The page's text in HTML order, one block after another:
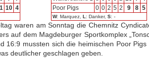
10 4
Poor Pigs
0 0 2 5 2 9 8 5
W: Marquez, L : Danker, S: -
waren am Sonntag die Chemnitz
auf dem Magdeburger Sportkomplex
16:9 mussten sich die heimischen Poor Pigs
deutlicher geschlagen geben.